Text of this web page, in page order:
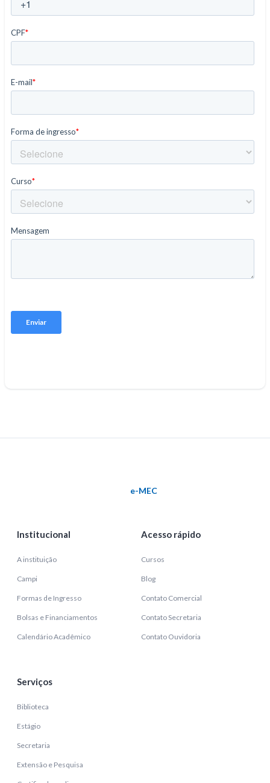
e-MEC
Institucional
A instituição
Campi
Formas de Ingresso
Bolsas e Financiamentos
Calendário Acadêmico
Acesso rápido
Cursos
Blog
Contato Comercial
Contato Secretaria
Contato Ouvidoria
Serviços
Biblioteca
Estágio
Secretaria
Extensão e Pesquisa